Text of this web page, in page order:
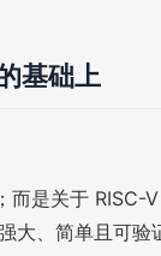
基础上
而是关于 RISC-V
大、简单且可验